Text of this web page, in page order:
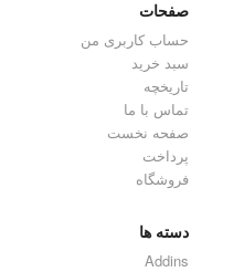
صفحات
حساب کاربری من
سبد خرید
تاریخچه
تماس با ما
صفحه نخست
پرداخت
فروشگاه
دسته ها
Addins